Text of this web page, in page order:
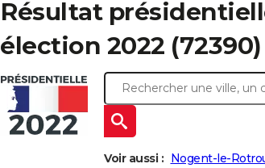
Résultat
élection 2022
Voir aussi : Nogent-le-